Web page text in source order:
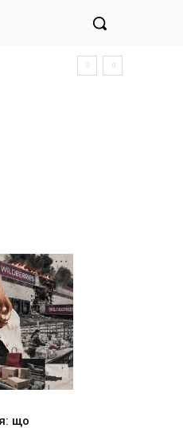
що